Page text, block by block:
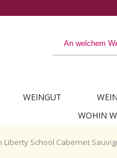
WEINGUT
WOHIN
Liberty School Cabernet